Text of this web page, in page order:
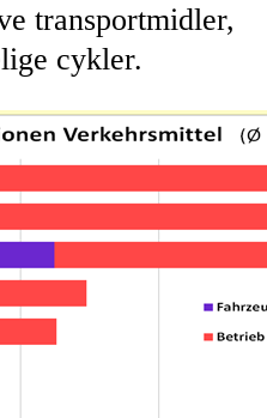
transportmidler,
cykler.